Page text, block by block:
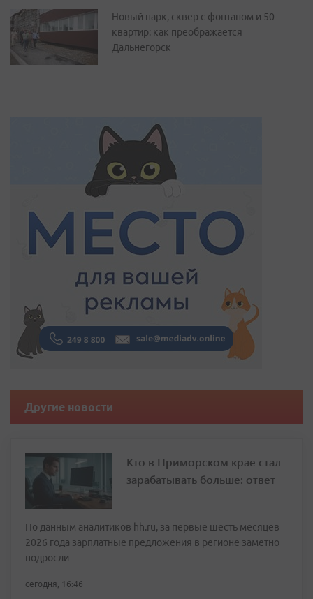
Новый парк, сквер с фонтаном и 50
квартир: как преображается
Дальнегорск
Другие новости
Кто в Приморском крае стал
зарабатывать больше: ответ
По данным аналитиков hh.ru, за первые шесть месяцев
2026 года зарплатные предложения в регионе заметно
подросли
сегодня, 16:46